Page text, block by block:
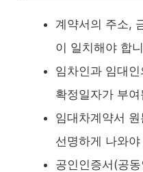
계약서의 주소,
이 일치해야 합
임차인과 임대
확정일자가 부
임대차계약서
선명하게 나와
공인인증서(공